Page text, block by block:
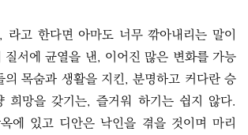
라고 한다면 아마도 너무 깎아내리는 말이
서에 균열을 낸, 이어진 많은 변화를 가능
목숨과 생활을 지킨, 분명하고 커다란 승
희망을 갖기는, 즐거워 하기는 쉽지 않다.
에 있고 디안은 낙인을 겪을 것이며 마리